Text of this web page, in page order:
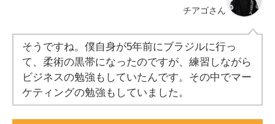
チアゴさん
そうですね。僕自身が5年前にブラジルに行っ
て、柔術の黒帯になったのですが、練習しながら
ビジネスの勉強もしていたんです。 その中でマー
ケティングの勉強もしていました。